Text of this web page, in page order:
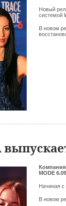
Новый
системой
В новом
MODE 6.09
Начиная с
В новом